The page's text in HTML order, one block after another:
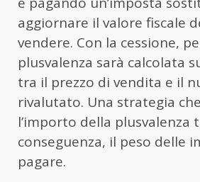
aggiornare il valore fiscale
vendere. Con la cessione,
plusvalenza sarà calcolata
tra il prezzo di vendita e il
rivalutato. Una strategia
l’importo della plusvalenza
conseguenza, il peso delle
pagare.